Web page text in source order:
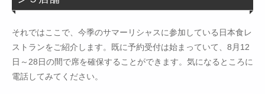
それではここで、今季のサマーリシャスに参加している日本食レ
ストランをご紹介します。既に予約受付は始まっていて、8月12
日～28日の間で席を確保することができます。気になるところに
電話してみてください。